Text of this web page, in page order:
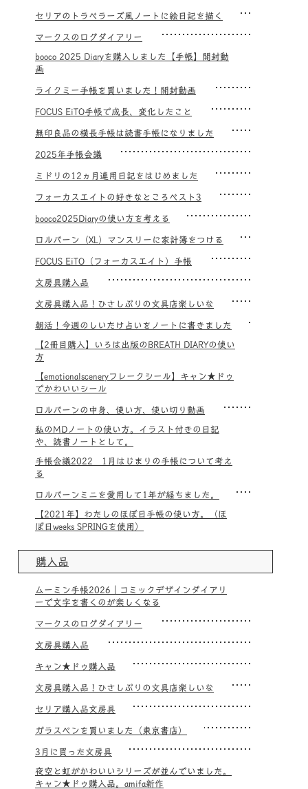
セリアのトラベラーズ風ノートに絵日記を描く
マークスのログダイアリー
booco 2025 Diaryを購入しました【手帳】開封動
画
ライクミー手帳を買いました！開封動画
FOCUS EiTO手帳で成長、変化したこと
無印良品の横長手帳は読書手帳になりました
2025年手帳会議
ミドリの12ヵ月連用日記をはじめました
フォーカスエイトの好きなところベスト3
booco2025Diaryの使い方を考える
ロルバーン（XL）マンスリーに家計簿をつける
FOCUS EiTO（フォーカスエイト）手帳
文房具購入品
文房具購入品！ひさしぶりの文具店楽しいな
朝活！今週のしいたけ占いをノートに書きました
【2冊目購入】いろは出版のBREATH DIARYの使い
方
【emotionalsceneryフレークシール】キャン★ドゥ
でかわいいシール
ロルバーンの中身、使い方、使い切り動画
私のMDノートの使い方。イラスト付きの日記
や、読書ノートとして。
手帳会議2022 1月はじまりの手帳について考え
る
ロルバーンミニを愛用して1年が経ちました。
【2021年】わたしのほぼ日手帳の使い方。（ほ
ぼ日weeks SPRINGを使用）
購入品
ムーミン手帳2026｜コミックデザインダイアリ
ーで文字を書くのが楽しくなる
マークスのログダイアリー
文房具購入品
キャン★ドゥ購入品
文房具購入品！ひさしぶりの文具店楽しいな
セリア購入品文房具
ガラスペンを買いました（東京書店）
3月に買った文房具
夜空と虹がかわいいシリーズが並んでいました。
キャン★ドゥ購入品。amifa新作